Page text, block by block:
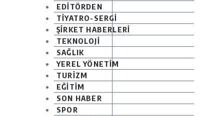
EDİTÖRDEN
TİYATRO-SERGİ
ŞİRKET HABERLERİ
TEKNOLOJİ
SAĞLIK
YEREL YÖNETİM
TURİZM
EĞİTİM
SON HABER
SPOR